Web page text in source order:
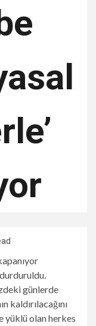
günlerde
kaldırılacağını
yüklü olan herkes